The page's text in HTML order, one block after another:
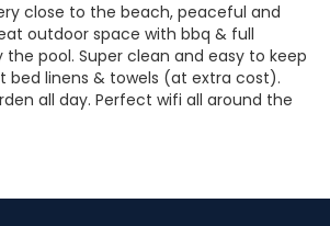
close to the beach, peaceful and
outdoor space with bbq & full
pool. Super clean and easy to keep
bed linens & towels (at extra cost).
all day. Perfect wifi all around the